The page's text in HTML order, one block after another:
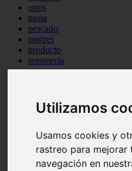
Utilizamos
Usamos cookies y
rastreo para mejorar
navegación en
otros
pasta
pescado
postres
producto
reposteria
tag
vocabulario de cocina
Madrid - pozuelo-de-
Cádiz - algodonales
Illes-balears - inca
Madrid - madrid
Málaga - torremolinos